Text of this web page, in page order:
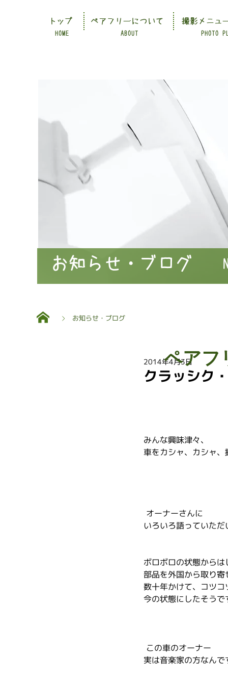
HOME ABOUT PHOTO
トップ ペアフリーについて 撮影メニュ
お知らせ・ブログ
お知らせ・ブログ
クラッシク
2014年4月3日
みんな興味津々、
車をカシャ、カシャ
オーナーさんに
いろいろ語っていた
ボロボロの状態からは
部品を外国から取り寄
数十年かけて、コツコ
今の状態にしたそうで
この車のオーナー
実は音楽家の方なんで
ペアフ